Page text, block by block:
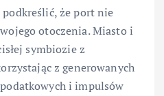
że port nie
otoczenia. Miasto i
symbiozie z
z generowanych
i impulsów